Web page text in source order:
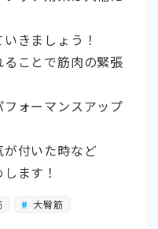
きましょう！
ことで筋肉の緊張
ォーマンスアップ
付いた時など
ます！
大臀筋